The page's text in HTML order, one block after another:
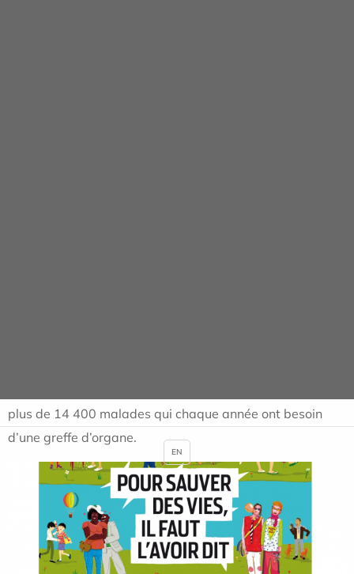
plus de 14 400 malades qui chaque année ont besoin
d’une greffe d’organe.
EN